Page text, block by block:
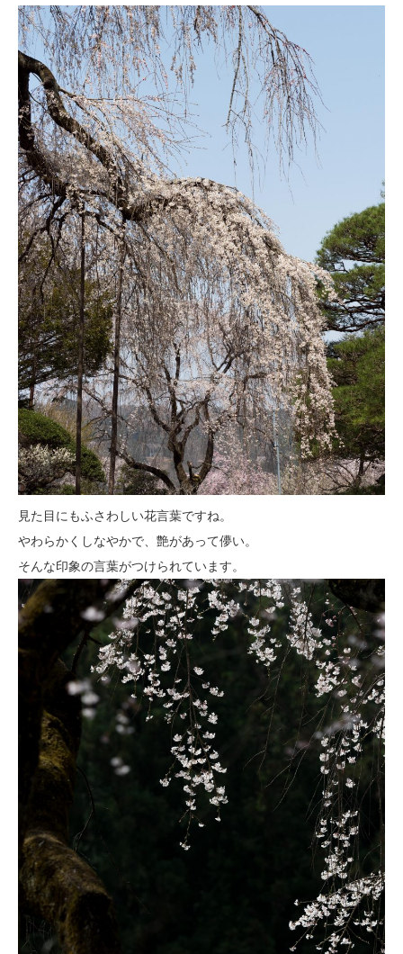
見た目にもふさわしい花言葉ですね。
やわらかくしなやかで、艶があって儚い。
そんな印象の言葉がつけられています。